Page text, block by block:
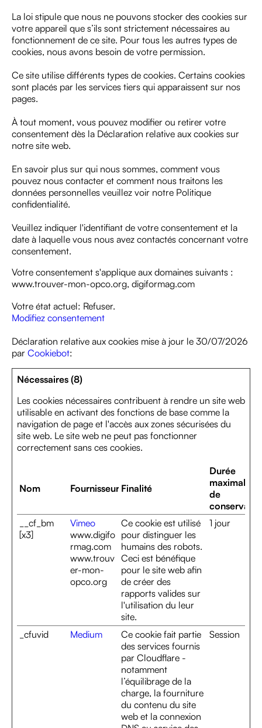
La loi stipule que nous ne pouvons stocker des cookies sur
votre appareil que s’ils sont strictement nécessaires au
fonctionnement de ce site. Pour tous les autres types de
cookies, nous avons besoin de votre permission.
Ce site utilise différents types de cookies. Certains cookies
sont placés par les services tiers qui apparaissent sur nos
pages.
À tout moment, vous pouvez modifier ou retirer votre
consentement dès la Déclaration relative aux cookies sur
notre site web.
En savoir plus sur qui nous sommes, comment vous
pouvez nous contacter et comment nous traitons les
données personnelles veuillez voir notre Politique
confidentialité.
Veuillez indiquer l'identifiant de votre consentement et la
date à laquelle vous nous avez contactés concernant votre
consentement.
Votre consentement s'applique aux domaines suivants :
www.trouver-mon-opco.org, digiformag.com
Votre état ​​actuel: Refuser.
Modifiez consentement
Déclaration relative aux cookies mise à jour le 30/07/2026
par Cookiebot:
Nécessaires (8)
Les cookies nécessaires contribuent à rendre un site web
utilisable en activant des fonctions de base comme la
navigation de page et l'accès aux zones sécurisées du
site web. Le site web ne peut pas fonctionner
correctement sans ces cookies.
Nom Fournisseur Finalité
Durée
maximale
de
__cf_bm
[x3]
Vimeo
www.digifo
rmag.com
www.trouv
er-mon-
opco.org
Ce cookie est utilisé
pour distinguer les
humains des robots.
Ceci est bénéfique
pour le site web afin
de créer des
rapports valides sur
l'utilisation du leur
site.
1 jour
_cfuvid Medium
Ce cookie fait partie
des services fournis
par Cloudflare -
notamment
l’équilibrage de la
charge, la fourniture
du contenu du site
web et la connexion
Session